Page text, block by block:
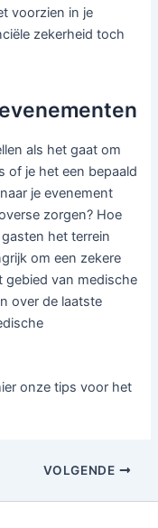
voorzien in je
zekerheid toch
als het gaat om
of je het een bepaald
je evenement
zorgen? Hoe
het terrein
om een ​​zekere
gebied van medische
over de laatste
onze tips voor het
VOLGENDE